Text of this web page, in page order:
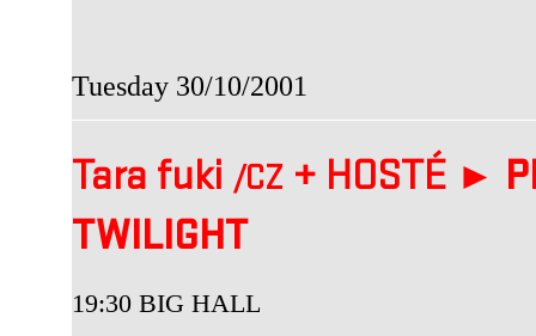
Tuesday 30/10/2001
Tara fuki /CZ + HOSTÉ ►
TWILIGHT
19:30 BIG HALL